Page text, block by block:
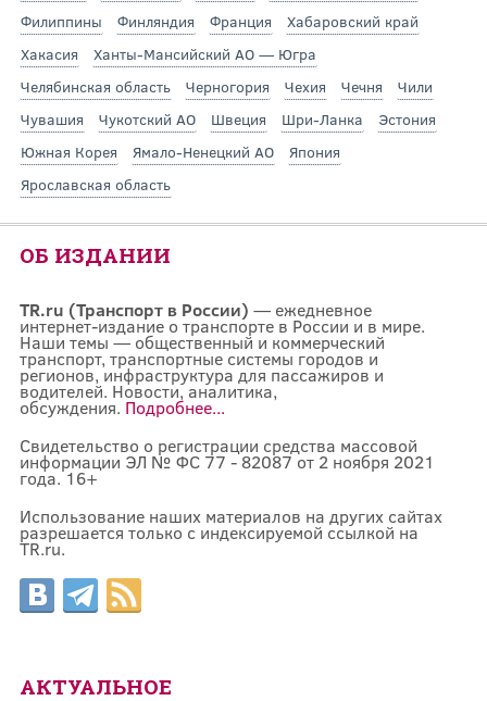
Филиппины
Финляндия Франция
Хабаровский край
Хакасия
Ханты-Мансийский АО — Югра
Челябинская область
Черногория Чехия Чечня
Чили
Чувашия
Чукотский АО Швеция Шри-Ланка
Эстония
Южная Корея
Ямало-Ненецкий АО
Япония
Ярославская область
ОБ ИЗДАНИИ
TR.ru (Транспорт в России) — ежедневное
интернет-издание о транспорте в России и в мире.
Наши темы — общественный и коммерческий
транспорт, транспортные системы городов и
регионов, инфраструктура для пассажиров и
водителей. Новости, аналитика,
обсуждения. Подробнее...
Свидетельство о регистрации средства массовой
информации ЭЛ № ФС 77 - 82087 от 2 ноября 2021
года. 16+
Использование наших материалов на других сайтах
разрешается только с индексируемой ссылкой на
TR.ru.
АКТУАЛЬНОЕ